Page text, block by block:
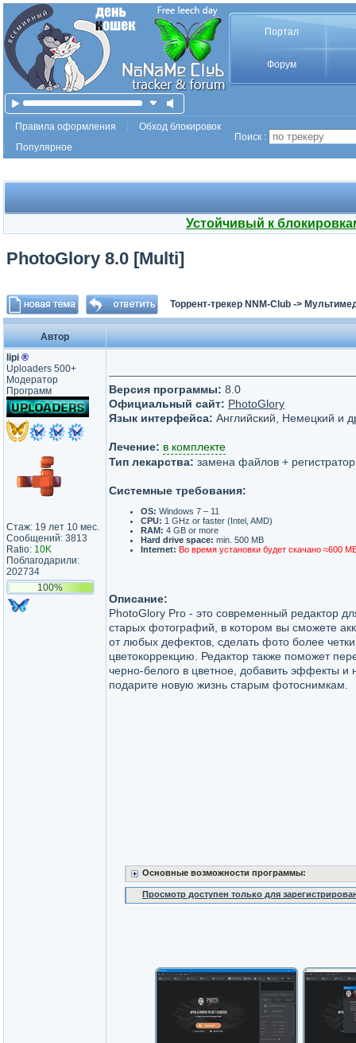
Портал
Форум
Правила оформления
Обход блокировок
Популярное
Поиск :
Устойчивый к
PhotoGlory 8.0 [Multi]
Торрент-трекер NNM-Club ->
Автор
lipi ®
Uploaders 500+
Модератор
Программ
Стаж: 19 лет 10 мес.
Сообщений: 3813
Ratio: 10K
Поблагодарили:
202734
100%
Версия программы: 8.0
Официальный сайт: PhotoGlory
Язык интерфейса: Английский, Немецкий и
Лечение: в комплекте
Тип лекарства: замена файлов + регистратор
Системные требования:
OS: Windows 7 – 11
CPU: 1 GHz or faster (Intel, AMD)
RAM: 4 GB or more
Hard drive space: min. 500 MB
Internet: Во время установки будет скачано ≈600
Описание:
PhotoGlory Pro - это современный редактор
старых фотографий, в котором вы сможете
от любых дефектов, сделать фото более
цветокоррекцию. Редактор также поможет
черно-белого в цветное, добавить эффекты и
подарите новую жизнь старым фотоснимкам.
Основные возможности программы:
Просмотр доступен только для